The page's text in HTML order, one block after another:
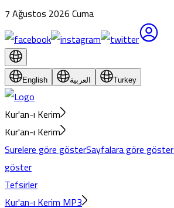
7 Ağustos 2026 Cuma
English العربية Turkey
Kur'an-ı Kerim
Kur'an-ı Kerim
Surelere göre gösterSayfalara göre göster
göster
Tefsirler
Kur'an-ı Kerim MP3